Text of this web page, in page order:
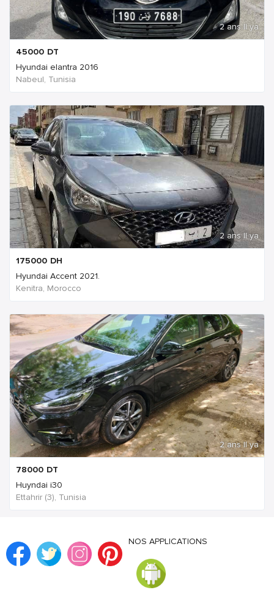
2 ans Il ya
45000 DT
Hyundai elantra 2016
Nabeul‎, Tunisia
2 ans Il ya
175000 DH
Hyundai Accent 2021.
Kenitra, Morocco
2 ans Il ya
78000 DT
Huyndai i30
Ettahrir (3), Tunisia
NOS APPLICATIONS